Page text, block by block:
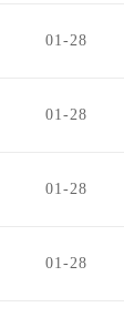
01-28
01-28
01-28
01-28